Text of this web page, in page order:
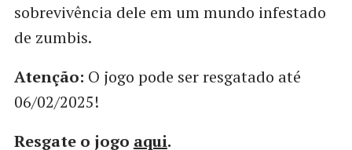
sobrevivência dele em um mundo infestado
de zumbis.
Atenção: O jogo pode ser resgatado até
06/02/2025!
Resgate o jogo aqui.